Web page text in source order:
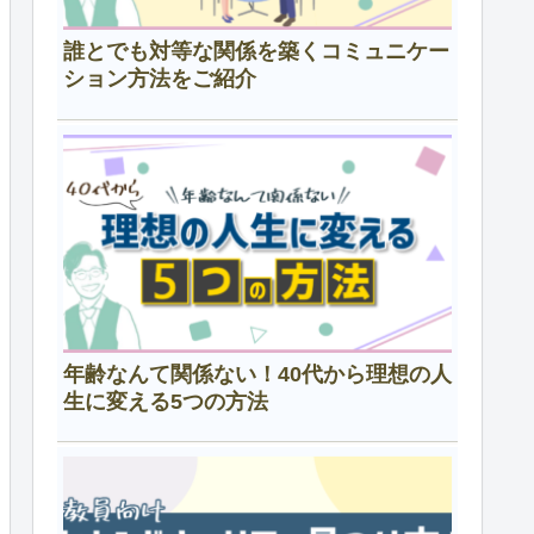
誰とでも対等な関係を築くコミュニケー
ション方法をご紹介
年齢なんて関係ない！40代から理想の人
生に変える5つの方法